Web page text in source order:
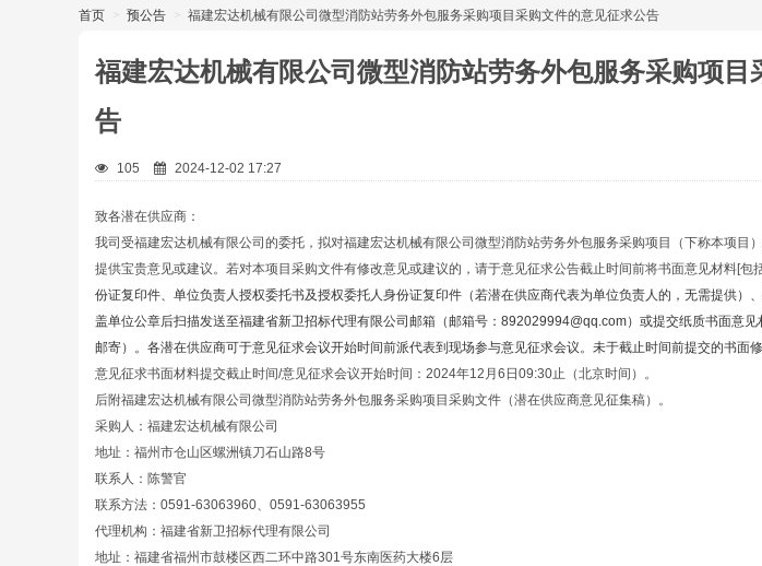
首页 > 预公告 > 福建宏达机械有限公司微型消防站劳务外包服务采购项目采购文件的意见征求公告
福建宏达机械有限公司微型消防站劳务外包服务采购项目
告
105 2024-12-02 17:27
致各潜在供应商：
我司受福建宏达机械有限公司的委托，拟对福建宏达机械有限公司微型消防站劳务外包服务采购项目（下称本项目
提供宝贵意见或建议。若对本项目采购文件有修改意见或建议的，请于意见征求公告截止时间前将书面意见材料[包
份证复印件、单位负责人授权委托书及授权委托人身份证复印件（若潜在供应商代表为单位负责人的，无需提供）
盖单位公章后扫描发送至福建省新卫招标代理有限公司邮箱（邮箱号： 892029994@qq.com）或提交纸质书面意
邮寄）。各潜在供应商可于意见征求会议开始时间前派代表到现场参与意见征求会议。未于截止时间前提交的书面
意见征求书面材料提交截止时间/意见征求会议开始时间：2024年12月6日09:30止（北京时间）。
后附福建宏达机械有限公司微型消防站劳务外包服务采购项目采购文件（潜在供应商意见征集稿）。
采购人：福建宏达机械有限公司
地址：福州市仓山区螺洲镇刀石山路8号
联系人：陈警官
联系方法：0591-63063960、0591-63063955
代理机构：福建省新卫招标代理有限公司
地址：福建省福州市鼓楼区西二环中路301号东南医药大楼6层